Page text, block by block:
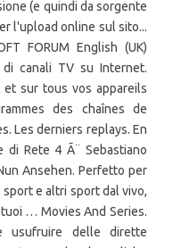
(e quindi da sorgente
l'upload online sul sito...
FORUM English (UK)
canali TV su Internet.
sur tous vos appareils
des chaînes de
Les derniers replays. En
Rete 4 Ã¨ Sebastiano
Ansehen. Perfetto per
e altri sport dal vivo,
… Movies And Series.
usufruire delle dirette